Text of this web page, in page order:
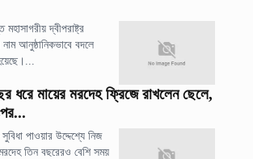
মহাসাগরীয় দ্বীপরাষ্ট্র
আনুষ্ঠানিকভাবে বদলে
ধরে মায়ের মরদেহ ফ্রিজে রাখলেন ছেলে,
পাওয়ার উদ্দেশ্যে নিজ
তিন বছরেরও বেশি সময়